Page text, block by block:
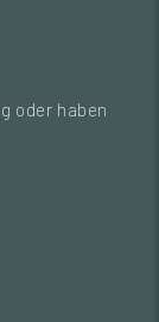
oder haben